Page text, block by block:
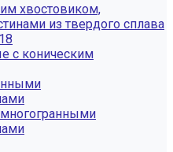
хвостовиком,
из твердого сплава
с коническим